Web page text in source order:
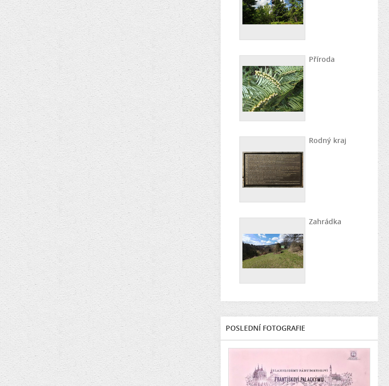
Příroda
Rodný kraj
Zahrádka
POSLEDNÍ FOTOGRAFIE